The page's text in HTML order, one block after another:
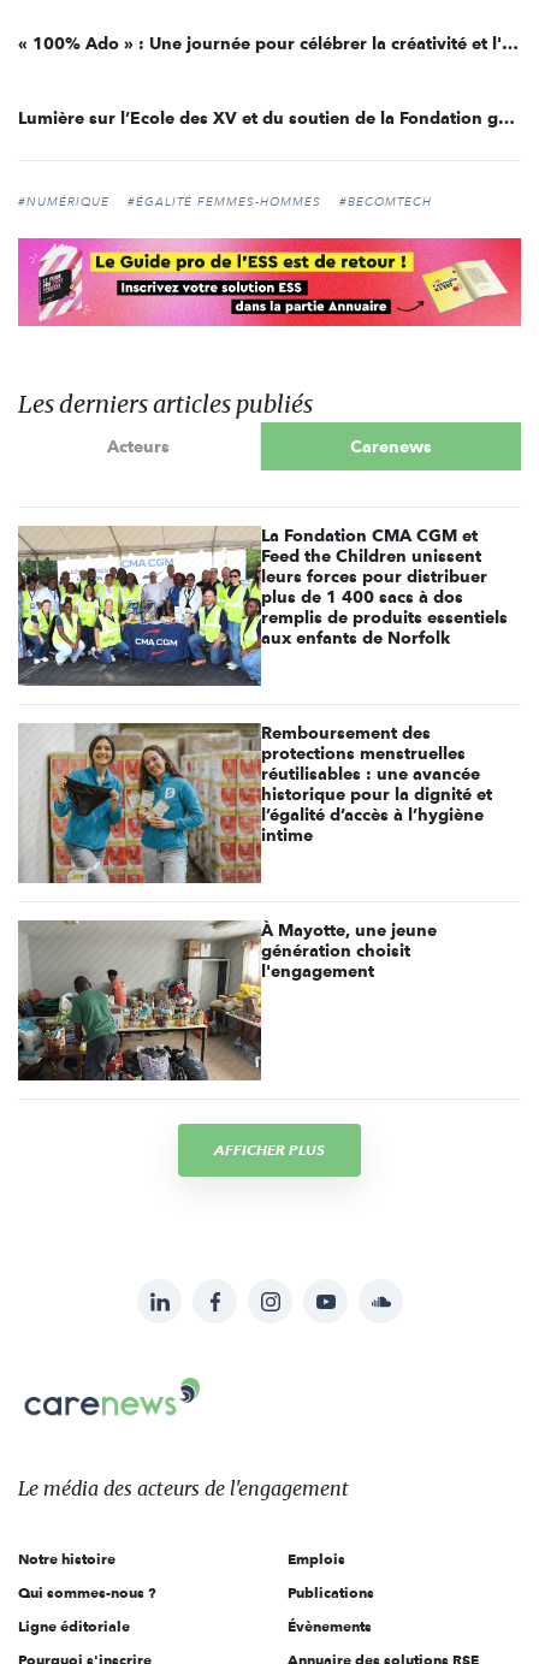
« 100% Ado » : Une journée pour célébrer la créativité et l'engagement des jeunes
Lumière sur l’Ecole des XV et du soutien de la Fondation groupe EDF
#NUMÉRIQUE #ÉGALITÉ FEMMES-HOMMES #BECOMTECH
Les derniers articles publiés
Acteurs Carenews
La Fondation CMA CGM et
Feed the Children unissent
leurs forces pour distribuer
plus de 1 400 sacs à dos
remplis de produits essentiels
aux enfants de Norfolk
Remboursement des
protections menstruelles
réutilisables : une avancée
historique pour la dignité et
l’égalité d’accès à l’hygiène
intime
À Mayotte, une jeune
génération choisit
l'engagement
AFFICHER PLUS
sur:
LinkedInFacebookInstagramYouTubeSoundcloud
Le
des
l'engagement
Le média des acteurs de l'engagement
Notre histoire
Qui sommes-nous ?
Ligne éditoriale
Pourquoi s'inscrire
Emplois
Publications
Évènements
Annuaire des solutions RSE